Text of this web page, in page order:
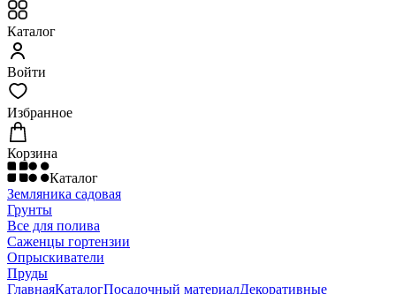
Каталог
Войти
Избранное
Корзина
Каталог
Земляника садовая
Грунты
Все для полива
Саженцы гортензии
Опрыскиватели
Пруды
ГлавнаяКаталогПосадочный материалДекоративные